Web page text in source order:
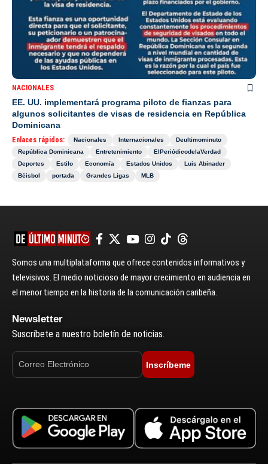
NACIONALES
EE. UU. implementará programa piloto de fianzas para
algunos solicitantes de visas de residencia en República
Dominicana
Enlaces rápidos: Nacionales Internacionales
Deultimominuto
República Dominicana
Entretenimiento
ElPeriódicodelaVerdad
Deportes
Estilo Economía Estados Unidos
Luis Abinader
Béisbol
portada Grandes Ligas MLB
Somos una multiplataforma que ofrece contenidos informativos y
televisivos. El medio noticioso de mayor crecimiento en audiencia en
el menor tiempo en la historia de la comunicación caribeña.
Newsletter
Suscríbete a nuestro boletín de noticias.
Inscríbeme